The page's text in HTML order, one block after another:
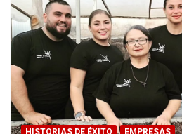
HISTORIAS DE ÉXITO EMPRESAS